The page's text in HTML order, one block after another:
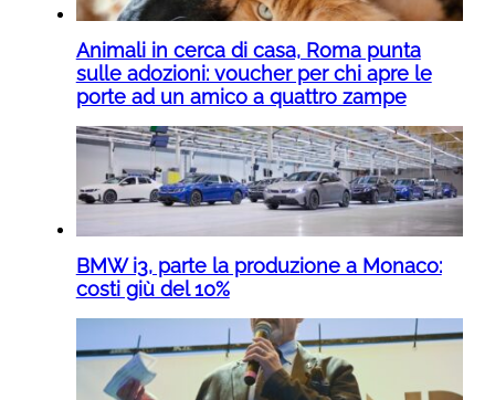
Animali in cerca di casa, Roma punta
sulle adozioni: voucher per chi apre le
porte ad un amico a quattro zampe
BMW i3, parte la produzione a Monaco:
costi giù del 10%